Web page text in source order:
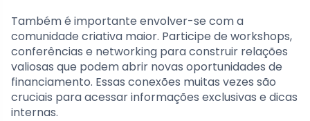
Também é importante envolver-se com a
comunidade criativa maior. Participe de workshops,
conferências e networking para construir relações
valiosas que podem abrir novas oportunidades de
financiamento. Essas conexões muitas vezes são
cruciais para acessar informações exclusivas e dicas
internas.